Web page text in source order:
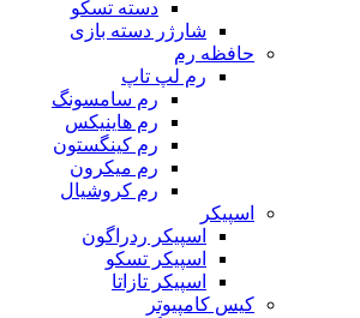
دسته تسکو
شارژر دسته بازی
حافظه رم
رم لپ تاپ
رم سامسونگ
رم هاینیکس
رم کینگستون
رم میکرون
رم کروشیال
اسپیکر
اسپیکر ردراگون
اسپیکر تسکو
اسپیکر تازاتا
کیس کامپیوتر